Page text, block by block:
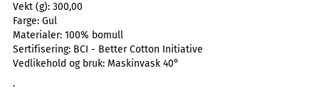
Vekt (g): 300,00
Farge: Gul
Materialer: 100% bomull
Sertifisering: BCI - Better Cotton Initiative
Vedlikehold og bruk: Maskinvask 40°
.